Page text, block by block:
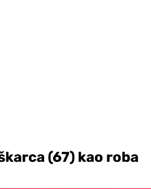
(67) kao roba